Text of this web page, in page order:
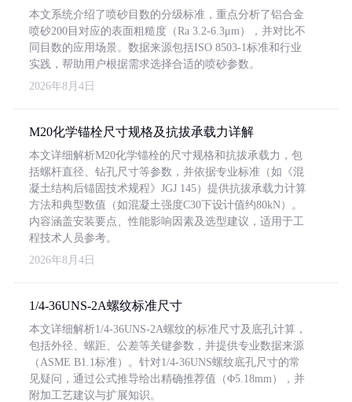
本文系统介绍了喷砂目数的分级标准，重点分析了铝合金
喷砂200目对应的表面粗糙度（Ra 3.2-6.3μm），并对比不
同目数的应用场景。数据来源包括ISO 8503-1标准和行业
实践，帮助用户根据需求选择合适的喷砂参数。
2026年8月4日
M20化学锚栓尺寸规格及抗拔承载力详解
本文详细解析M20化学锚栓的尺寸规格和抗拔承载力，包
括螺杆直径、钻孔尺寸等参数，并依据专业标准（如《混
凝土结构后锚固技术规程》JGJ 145）提供抗拔承载力计算
方法和典型数值（如混凝土强度C30下设计值约80kN）。
内容涵盖安装要点、性能影响因素及选型建议，适用于工
程技术人员参考。
2026年8月4日
1/4-36UNS-2A螺纹标准尺寸
本文详细解析1/4-36UNS-2A螺纹的标准尺寸及底孔计算，
包括外径、螺距、公差等关键参数，并提供专业数据来源
（ASME B1.1标准）。针对1/4-36UNS螺纹底孔尺寸的常
见疑问，通过公式推导给出精确推荐值（Φ5.18mm），并
附加工艺建议与扩展知识。